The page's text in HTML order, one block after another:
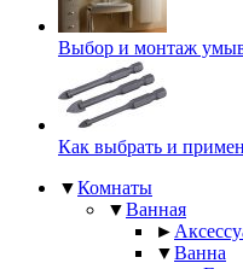
Выбор и монтаж
Как выбрать и
▼Комнаты
▼Ванная
►
▼Ванна